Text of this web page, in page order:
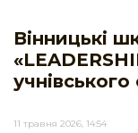
Вінницькі
11 травня 2026, 14:54